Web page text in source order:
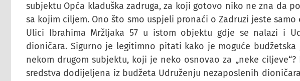
subjektu Opća kladuška zadruga, za koji gotovo niko ne zna da
sa kojim ciljem. Ono što smo uspjeli pronaći o Zadruzi jeste
Ulici Ibrahima Mržljaka 57 u istom objektu gdje se nalazi i
dioničara. Sigurno je legitimno pitati kako je moguće budžetska
nekom drugom subjektu, koji je neko osnovao za „neke
sredstva dodijeljena iz budžeta Udruženju nezaposlenih